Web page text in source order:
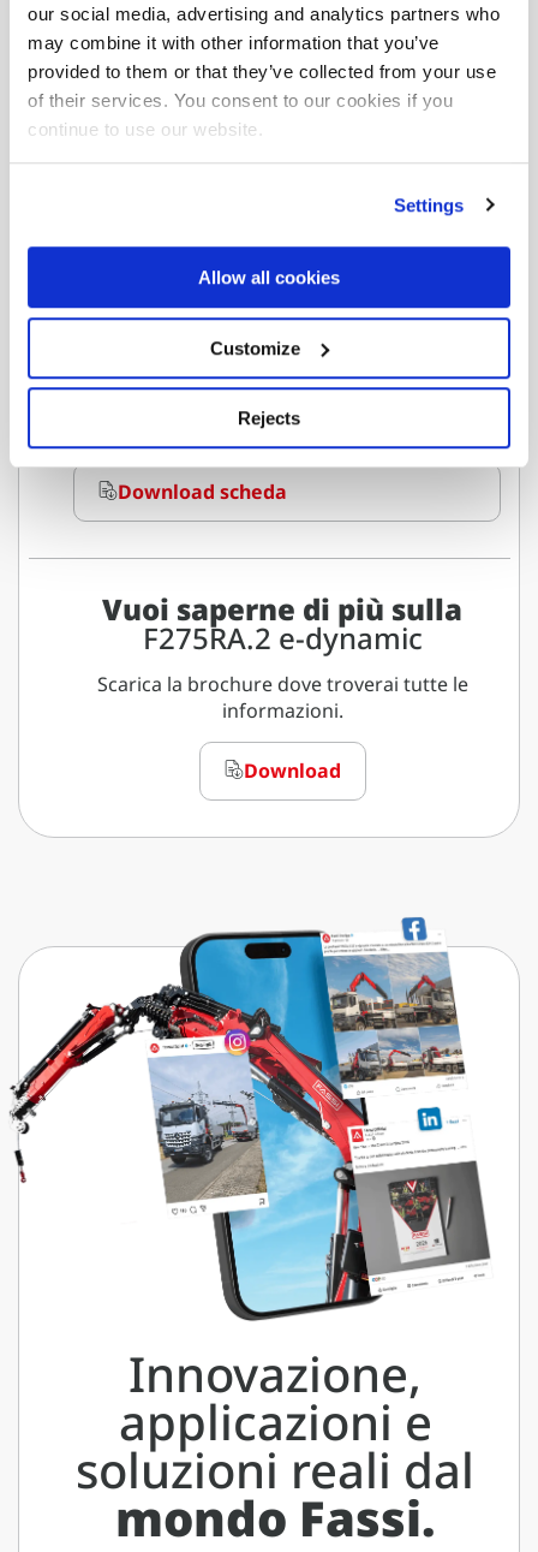
our social media, advertising and analytics partners who
may combine it with other information that you’ve
provided to them or that they’ve collected from your use
of their services. You consent to our cookies if you
continue to use our website.
Settings
Allow all cookies
Customize
Rejects
AreaDownload
sbraccio idraulico
Scarica la scheda completa dove troverai tutte
le versioni e configurazioni.
Download scheda
Vuoi saperne di più sulla
F275RA.2 e-dynamic
Scarica la brochure dove troverai tutte le
informazioni.
Download
Innovazione,
applicazioni e
soluzioni reali dal
mondo Fassi.